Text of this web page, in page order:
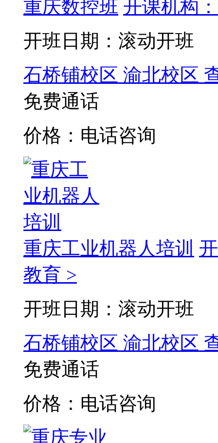
重庆数控班 开课机构
开班日期：滚动开班
石桥铺校区 渝北校区
免费通话
价格：电话咨询
重庆工业机器人培训
教育 >
开班日期：滚动开班
石桥铺校区 渝北校区
免费通话
价格：电话咨询